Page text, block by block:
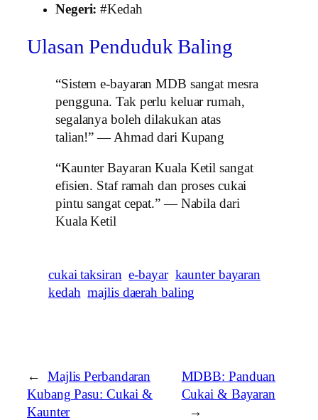
Negeri: #Kedah
Ulasan Penduduk Baling
“Sistem e-bayaran MDB sangat mesra
pengguna. Tak perlu keluar rumah,
segalanya boleh dilakukan atas
talian!” — Ahmad dari Kupang
“Kaunter Bayaran Kuala Ketil sangat
efisien. Staf ramah dan proses cukai
pintu sangat cepat.” — Nabila dari
Kuala Ketil
cukai taksiran e-bayar kaunter bayaran
kedah majlis daerah baling
←
Majlis Perbandaran
Kubang Pasu: Cukai &
Kaunter
MDBB: Panduan
Cukai & Bayaran
→